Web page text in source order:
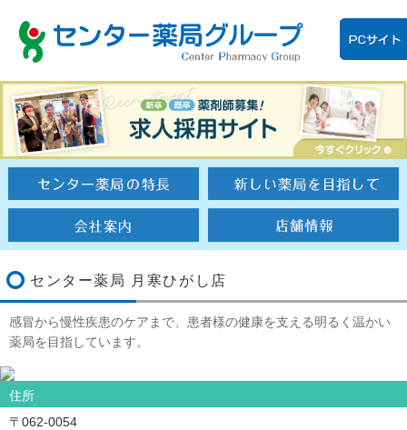
センター薬局 月寒ひがし店
感冒から慢性疾患のケアまで、患者様の健康を支える明るく温かい
薬局を目指しています。
住所
〒062-0054